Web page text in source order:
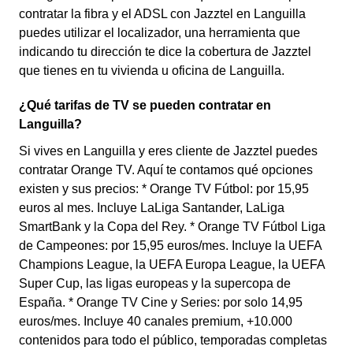
contratar la fibra y el ADSL con Jazztel en Languilla
puedes utilizar el localizador, una herramienta que
indicando tu dirección te dice la cobertura de Jazztel
que tienes en tu vivienda u oficina de Languilla.
¿Qué tarifas de TV se pueden contratar en
Languilla?
Si vives en Languilla y eres cliente de Jazztel puedes
contratar Orange TV. Aquí te contamos qué opciones
existen y sus precios: * Orange TV Fútbol: por 15,95
euros al mes. Incluye LaLiga Santander, LaLiga
SmartBank y la Copa del Rey. * Orange TV Fútbol Liga
de Campeones: por 15,95 euros/mes. Incluye la UEFA
Champions League, la UEFA Europa League, la UEFA
Super Cup, las ligas europeas y la supercopa de
España. * Orange TV Cine y Series: por solo 14,95
euros/mes. Incluye 40 canales premium, +10.000
contenidos para todo el público, temporadas completas